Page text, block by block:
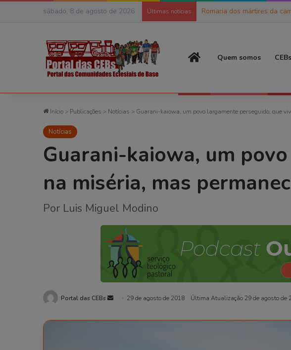
sábado, 8 de agosto de 2026 Últimas notícias Romaria dos mártires da
Página Inicial
Quem somos CEBs
Início > Publicações > Notícias > Guarani-kaiowa, um povo largamente perseguido, que
Notícias
Guarani-kaiowa, um
na miséria, mas
Por Luis Miguel Modino
Portal das CEBs
Mande
e-
29 de agosto de 2018 Última Atualização 29 de agosto de